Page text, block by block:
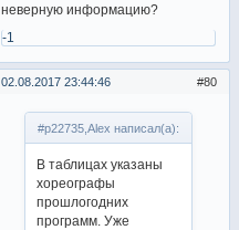
неверную информацию?
-1
80
02.08.2017 23:44:46
#p22735,Alex написал(а):
В таблицах указаны
хореографы
прошлогодних
программ. Уже